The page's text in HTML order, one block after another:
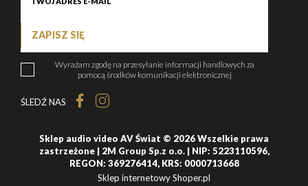
ZAPISZ SIĘ
Wyrażam zgodę na przesyłanie informacji handlowych za
pomocą środków komunikacji elektronicznej
ŚLEDŹ NAS
Sklep audio video AV Świat © 2026 Wszelkie prawa
zastrzeżone | 2M Group Sp.z o.o. | NIP: 5223110596,
REGON: 369276414, KRS: 0000713668
Sklep internetowy Shoper.pl